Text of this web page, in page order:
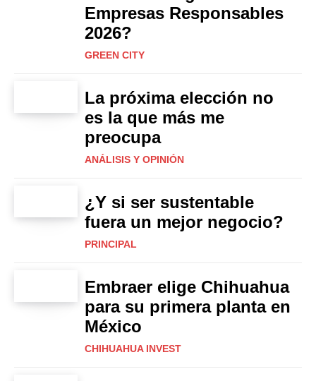
Empresas Responsables
2026?
GREEN CITY
La próxima elección no
es la que más me
preocupa
ANÁLISIS Y OPINIÓN
¿Y si ser sustentable
fuera un mejor negocio?
PRINCIPAL
Embraer elige Chihuahua
para su primera planta en
México
CHIHUAHUA INVEST